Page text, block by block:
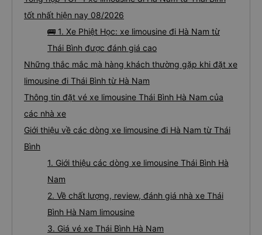
tốt nhất hiện nay 08/2026
🚌 1. Xe Phiệt Học: xe limousine đi Hà Nam từ
Thái Bình được đánh giá cao
Những thắc mắc mà hàng khách thường gặp khi đặt xe
limousine đi Thái Bình từ Hà Nam
Thông tin đặt vé xe limousine Thái Bình Hà Nam của
các nhà xe
Giới thiệu về các dòng xe limousine đi Hà Nam từ Thái
Bình
1. Giới thiệu các dòng xe limousine Thái Bình Hà
Nam
2. Về chất lượng, review, đánh giá nhà xe Thái
Bình Hà Nam limousine
3. Giá vé xe Thái Bình Hà Nam